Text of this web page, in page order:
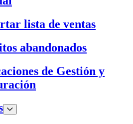
lista de ventas
abandonados
de Gestión y